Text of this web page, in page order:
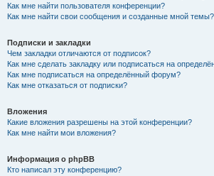
Как мне найти пользователя конференции?
Как мне найти свои сообщения и созданные мной темы?
Подписки и закладки
Чем закладки отличаются от подписок?
Как мне сделать закладку или подписаться на
Как мне подписаться на определённый форум?
Как мне отказаться от подписки?
Вложения
Какие вложения разрешены на этой конференции?
Как мне найти мои вложения?
Информация о phpBB
Кто написал эту конференцию?